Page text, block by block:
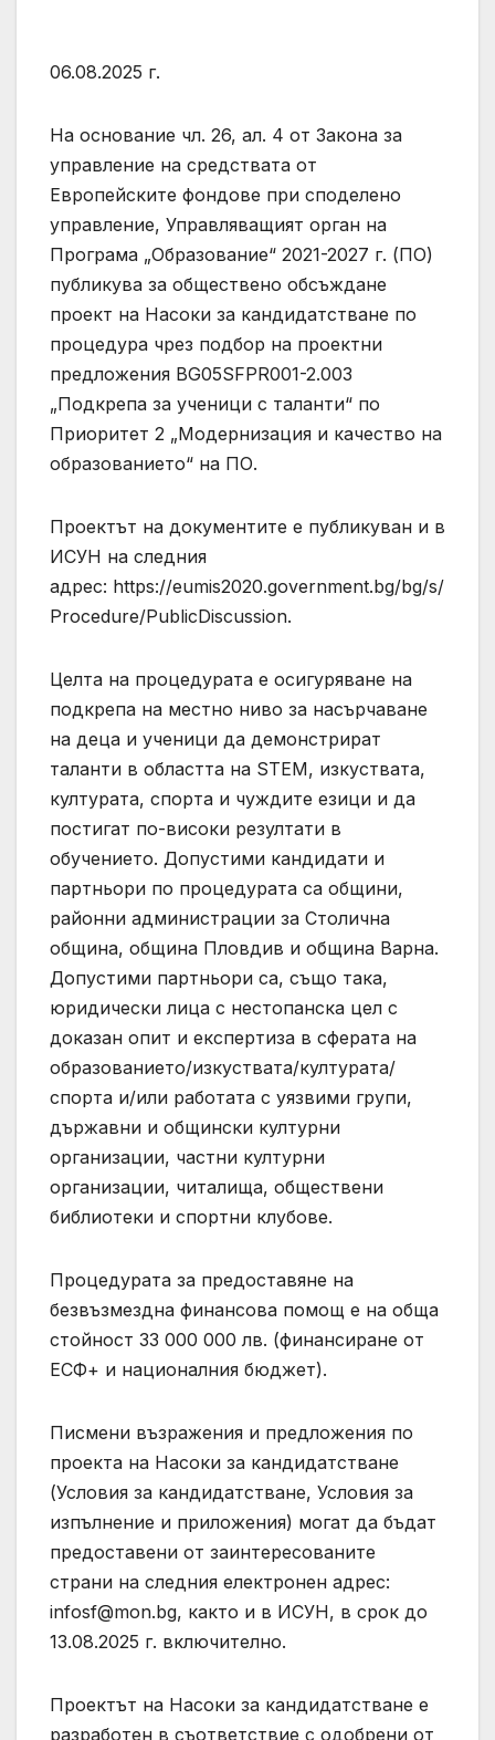
06.08.2025 г.
На основание чл. 26, ал. 4 от Закона за
управление на средствата от
Европейските фондове при споделено
управление, Управляващият орган на
Програма „Образование“ 2021-2027 г. (ПО)
публикува за обществено обсъждане
проект на Насоки за кандидатстване по
процедура чрез подбор на проектни
предложения BG05SFPR001-2.003
„Подкрепа за ученици с таланти“ по
Приоритет 2 „Модернизация и качество на
образованието“ на ПО.
Проектът на документите е публикуван и в
ИСУН на следния
адрес: https://eumis2020.government.bg/bg/s/
Procedure/PublicDiscussion.
Целта на процедурата е осигуряване на
подкрепа на местно ниво за насърчаване
на деца и ученици да демонстрират
таланти в областта на STEM, изкуствата,
културата, спорта и чуждите езици и да
постигат по-високи резултати в
обучението. Допустими кандидати и
партньори по процедурата са общини,
районни администрации за Столична
община, община Пловдив и община Варна.
Допустими партньори са, също така,
юридически лица с нестопанска цел с
доказан опит и експертиза в сферата на
образованието/изкуствата/културата/
спорта и/или работата с уязвими групи,
държавни и общински културни
организации, частни културни
организации, читалища, обществени
библиотеки и спортни клубове.
Процедурата за предоставяне на
безвъзмездна финансова помощ е на обща
стойност 33 000 000 лв. (финансиране от
ЕСФ+ и националния бюджет).
Писмени възражения и предложения по
проекта на Насоки за кандидатстване
(Условия за кандидатстване, Условия за
изпълнение и приложения) могат да бъдат
предоставени от заинтересованите
страни на следния електронен адрес:
infosf@mon.bg, както и в ИСУН, в срок до
13.08.2025 г. включително.
Проектът на Насоки за кандидатстване е
разработен в съответствие с одобрени от